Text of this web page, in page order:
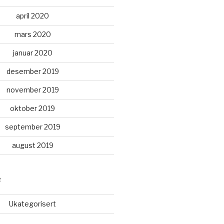
april 2020
mars 2020
januar 2020
desember 2019
november 2019
oktober 2019
september 2019
august 2019
Ukategorisert